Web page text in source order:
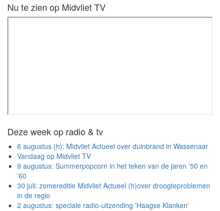
Nu te zien op Midvliet TV
Deze week op radio & tv
6 augustus (h): Midvliet Actueel over duinbrand in Wassenaar
Vandaag op Midvliet TV
9 augustus: Summerpopcorn in het teken van de jaren '50 en
'60
30 juli: zomereditie Midvliet Actueel (h)over droogteproblemen
in de regio
2 augustus: speciale radio-uitzending 'Haagse Klanken'